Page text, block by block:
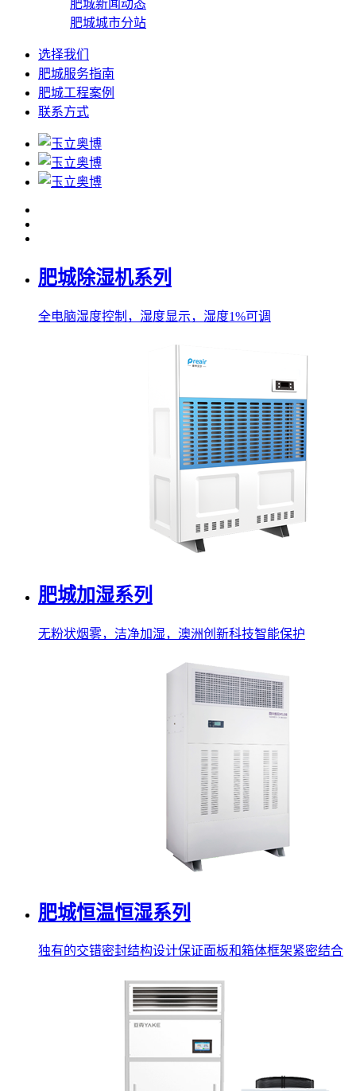
肥城新闻动态
肥城城市分站
选择我们
肥城服务指南
肥城工程案例
联系方式
肥城除湿机系列
全电脑湿度控制，湿度显示，湿度1%可调
肥城加湿系列
无粉状烟雾，洁净加湿，澳洲创新科技智能保护
肥城恒温恒湿系列
独有的交错密封结构设计保证面板和箱体框架紧密结合